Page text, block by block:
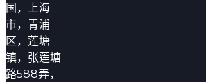
国，上海
市，青浦
区，莲塘
镇，张莲塘
路588弄，